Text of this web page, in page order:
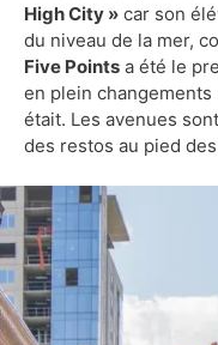
High City » car son
du niveau de la mer,
Five Points a été le
en plein changements
était. Les avenues
des restos au pied